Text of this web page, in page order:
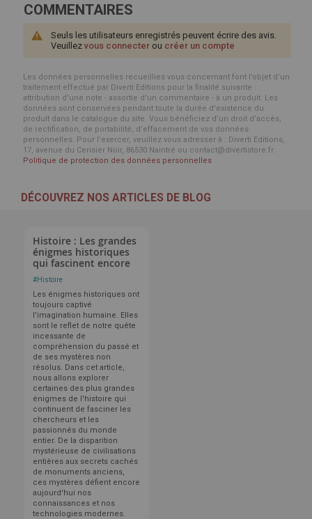
COMMENTAIRES
Seuls les utilisateurs enregistrés peuvent écrire des avis.
Veuillez vous connecter ou créer un compte
Les données personnelles recueillies vous concernant font l’objet d’un
traitement effectué par Diverti Editions pour la finalité suivante :
attribution d'une note - assortie d'un commentaire - à un produit. Les
données sont conservées pendant toute la durée d'existence du
produit dans le catalogue du site. Vous bénéficiez d’un droit d’accès,
de rectification, de portabilité, d’effacement de vos données
personnelles. Pour l’exercer, veuillez vous adresser à : Diverti Editions,
17, avenue du Cerisier Noir, 86530 Naintré ou contact@divertistore.fr.
Politique de protection des données personnelles
DÉCOUVREZ NOS ARTICLES DE BLOG
Histoire : Les grandes
énigmes historiques
qui fascinent encore
#Histoire
Les énigmes historiques ont
toujours captivé
l'imagination humaine. Elles
sont le reflet de notre quête
incessante de
compréhension du passé et
de ses mystères non
résolus. Dans cet article,
nous allons explorer
certaines des plus grandes
énigmes de l'histoire qui
continuent de fasciner les
chercheurs et les
passionnés du monde
entier. De la disparition
mystérieuse de civilisations
entières aux secrets cachés
de monuments anciens,
ces mystères défient encore
aujourd'hui nos
connaissances et nos
technologies modernes.